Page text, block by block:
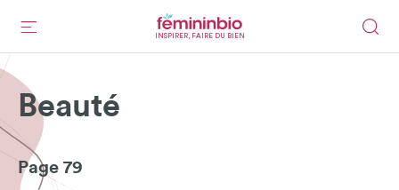
INSPIRER, FAIRE DU BIEN
Beauté
Page 79